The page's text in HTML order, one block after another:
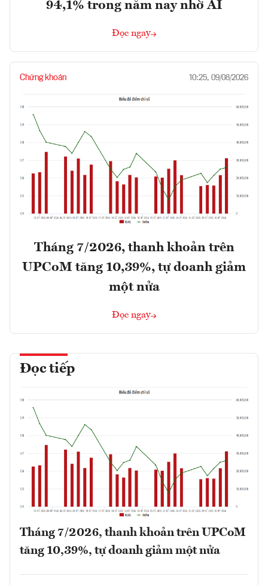
94,1% trong năm nay nhờ AI
Đọc ngay
Chứng khoán 10:25, 09/08/2026
Tháng 7/2026, thanh khoản trên
UPCoM tăng 10,39%, tự doanh giảm
một nửa
Đọc ngay
Đọc tiếp
Tháng 7/2026, thanh khoản trên UPCoM
tăng 10,39%, tự doanh giảm một nửa